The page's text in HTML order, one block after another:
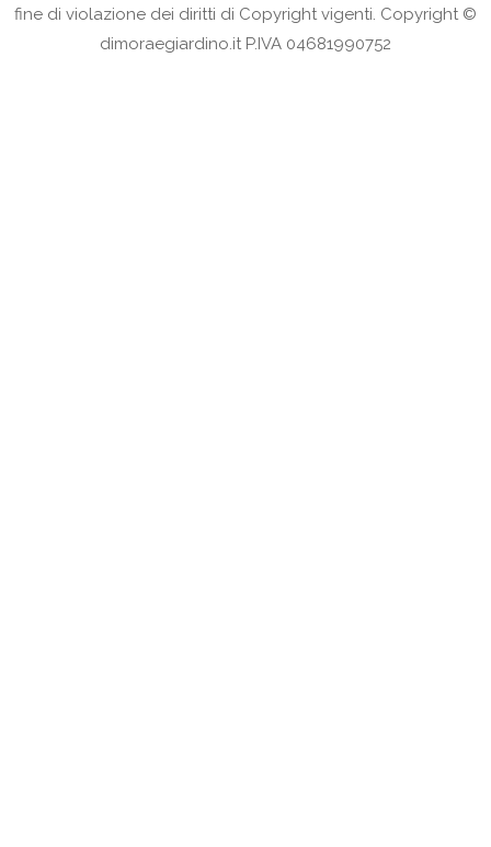
fine di violazione dei diritti di Copyright vigenti. Copyright ©
dimoraegiardino.it P.IVA 04681990752